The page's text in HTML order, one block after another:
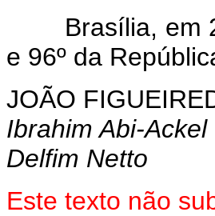
Brasília, em 26
e 96º da
JOÃO
Ibrahim Abi-Ackel
Delfim Netto
Este texto não